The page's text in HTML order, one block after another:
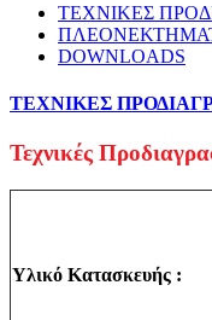
ΤΕΧΝΙΚΕΣ
DOWNLOADS
ΤΕΧΝΙΚΕΣ
Τεχνικές
Υλικό Κατασκευής :